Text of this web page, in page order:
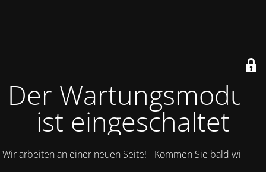
Der Wartungsmodus
ist eingeschaltet
Wir arbeiten an einer neuen Seite! - Kommen Sie bald wieder.